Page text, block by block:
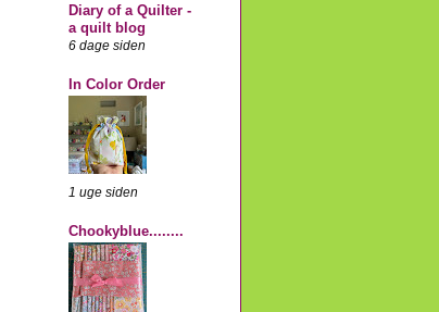
Diary of a Quilter -
a quilt blog
6 dage siden
In Color Order
1 uge siden
Chookyblue........